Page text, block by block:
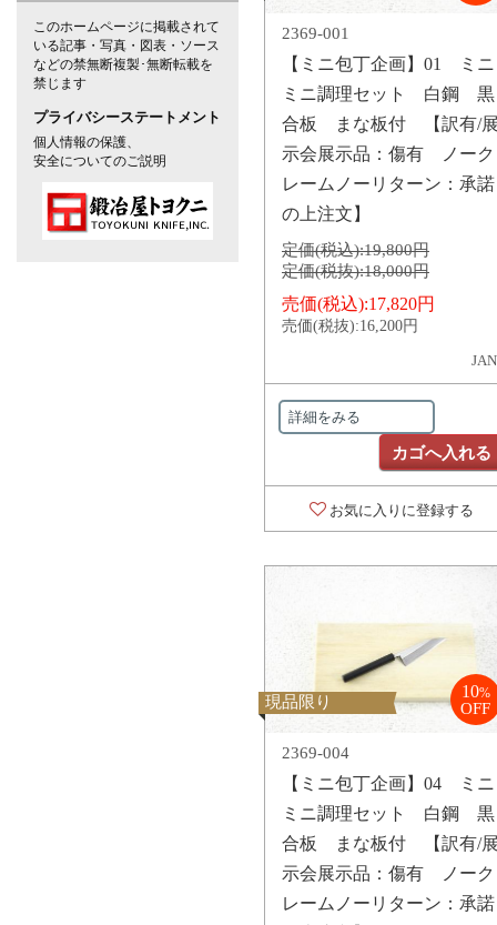
2369-001
【ミニ包丁企画】01 ミニ
ミニ調理セット 白鋼 黒
合板 まな板付 【訳有/
示会展示品：傷有 ノーク
レームノーリターン：承諾
の上注文】
定価(税込):19,800円
定価(税抜):18,000円
売価(税込):17,820円
売価(税抜):16,200円
詳細をみる
カゴへ入れる
お気に入りに登録する
現品限り
10%
OFF
2369-004
【ミニ包丁企画】04 ミニ
ミニ調理セット 白鋼 黒
合板 まな板付 【訳有/
示会展示品：傷有 ノーク
レームノーリターン：承諾
このホームページに掲載されて
いる記事・写真・図表・ソース
などの禁無断複製･無断転載を
禁じます
プライバシーステートメント
個人情報の保護、
安全についてのご説明